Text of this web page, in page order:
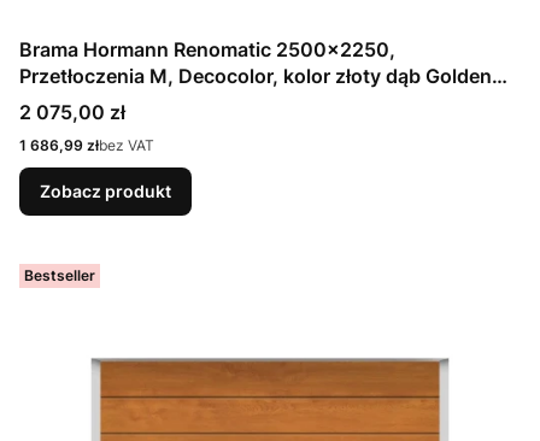
Brama Hormann Renomatic 2500x2250,
Przetłoczenia M, Decocolor, kolor złoty dąb Golden
Oak / OCYNK + Prowadzenie Z
Cena
2 075,00 zł
Cena
1 686,99 złbez VAT
Zobacz produkt
Bestseller